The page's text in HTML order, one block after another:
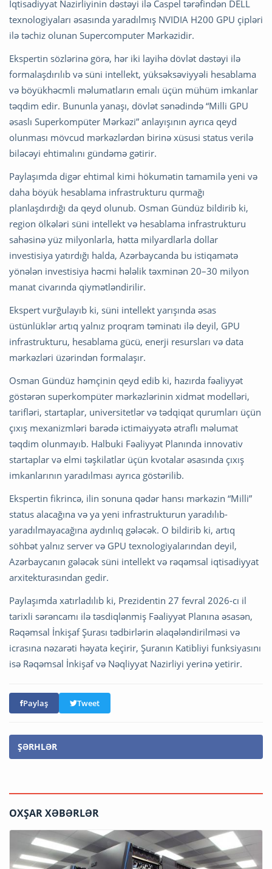
İqtisadiyyat Nazirliyinin dəstəyi ilə Caspel tərəfindən DELL
texnologiyaları əsasında yaradılmış NVIDIA H200 GPU çipləri
ilə təchiz olunan Supercomputer Mərkəzidir.
Ekspertin sözlərinə görə, hər iki layihə dövlət dəstəyi ilə
formalaşdırılıb və süni intellekt, yüksəksəviyyəli hesablama
və böyükhəcmli məlumatların emalı üçün mühüm imkanlar
təqdim edir. Bununla yanaşı, dövlət sənədində “Milli GPU
əsaslı Superkompüter Mərkəzi” anlayışının ayrıca qeyd
olunması mövcud mərkəzlərdən birinə xüsusi status verilə
biləcəyi ehtimalını gündəmə gətirir.
Paylaşımda digər ehtimal kimi hökumətin tamamilə yeni və
daha böyük hesablama infrastrukturu qurmağı
planlaşdırdığı da qeyd olunub. Osman Gündüz bildirib ki,
region ölkələri süni intellekt və hesablama infrastrukturu
sahəsinə yüz milyonlarla, hətta milyardlarla dollar
investisiya yatırdığı halda, Azərbaycanda bu istiqamətə
yönələn investisiya həcmi hələlik təxminən 20–30 milyon
manat civarında qiymətləndirilir.
Ekspert vurğulayıb ki, süni intellekt yarışında əsas
üstünlüklər artıq yalnız proqram təminatı ilə deyil, GPU
infrastrukturu, hesablama gücü, enerji resursları və data
mərkəzləri üzərindən formalaşır.
Osman Gündüz həmçinin qeyd edib ki, hazırda fəaliyyət
göstərən superkompüter mərkəzlərinin xidmət modelləri,
tarifləri, startaplar, universitetlər və tədqiqat qurumları üçün
çıxış mexanizmləri barədə ictimaiyyətə ətraflı məlumat
təqdim olunmayıb. Halbuki Fəaliyyət Planında innovativ
startaplar və elmi təşkilatlar üçün kvotalar əsasında çıxış
imkanlarının yaradılması ayrıca göstərilib.
Ekspertin fikrincə, ilin sonuna qədər hansı mərkəzin “Milli”
status alacağına və ya yeni infrastrukturun yaradılıb-
yaradılmayacağına aydınlıq gələcək. O bildirib ki, artıq
söhbət yalnız server və GPU texnologiyalarından deyil,
Azərbaycanın gələcək süni intellekt və rəqəmsal iqtisadiyyat
arxitekturasından gedir.
Paylaşımda xatırladılıb ki, Prezidentin 27 fevral 2026-cı il
tarixli sərəncamı ilə təsdiqlənmiş Fəaliyyət Planına əsasən,
Rəqəmsal İnkişaf Şurası tədbirlərin əlaqələndirilməsi və
icrasına nəzarəti həyata keçirir, Şuranın Katibliyi funksiyasını
isə Rəqəmsal İnkişaf və Nəqliyyat Nazirliyi yerinə yetirir.
Paylaş Tweet
ŞƏRHLƏR
OXŞAR XƏBƏRLƏR